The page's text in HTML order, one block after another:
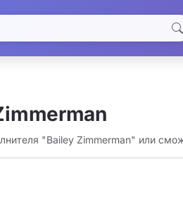
"Bailey Zimmerman" или